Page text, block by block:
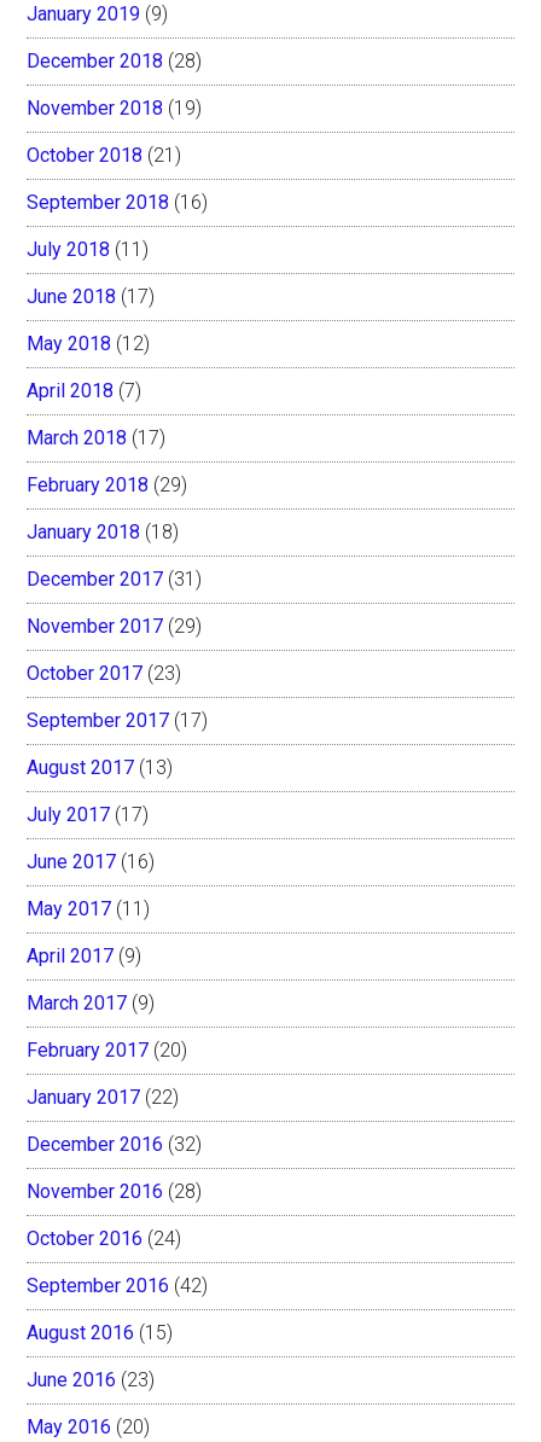
January 2019 (9)
December 2018 (28)
November 2018 (19)
October 2018 (21)
September 2018 (16)
July 2018 (11)
June 2018 (17)
May 2018 (12)
April 2018 (7)
March 2018 (17)
February 2018 (29)
January 2018 (18)
December 2017 (31)
November 2017 (29)
October 2017 (23)
September 2017 (17)
August 2017 (13)
July 2017 (17)
June 2017 (16)
May 2017 (11)
April 2017 (9)
March 2017 (9)
February 2017 (20)
January 2017 (22)
December 2016 (32)
November 2016 (28)
October 2016 (24)
September 2016 (42)
August 2016 (15)
June 2016 (23)
May 2016 (20)